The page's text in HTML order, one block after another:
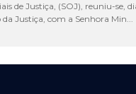
de Justiça, (SOJ), reuniu-se,
Justiça, com a Senhora Min...